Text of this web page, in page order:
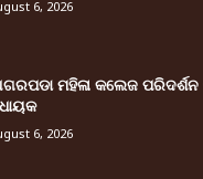
6, 2026
ମହିଳା କଲେଜ
6, 2026